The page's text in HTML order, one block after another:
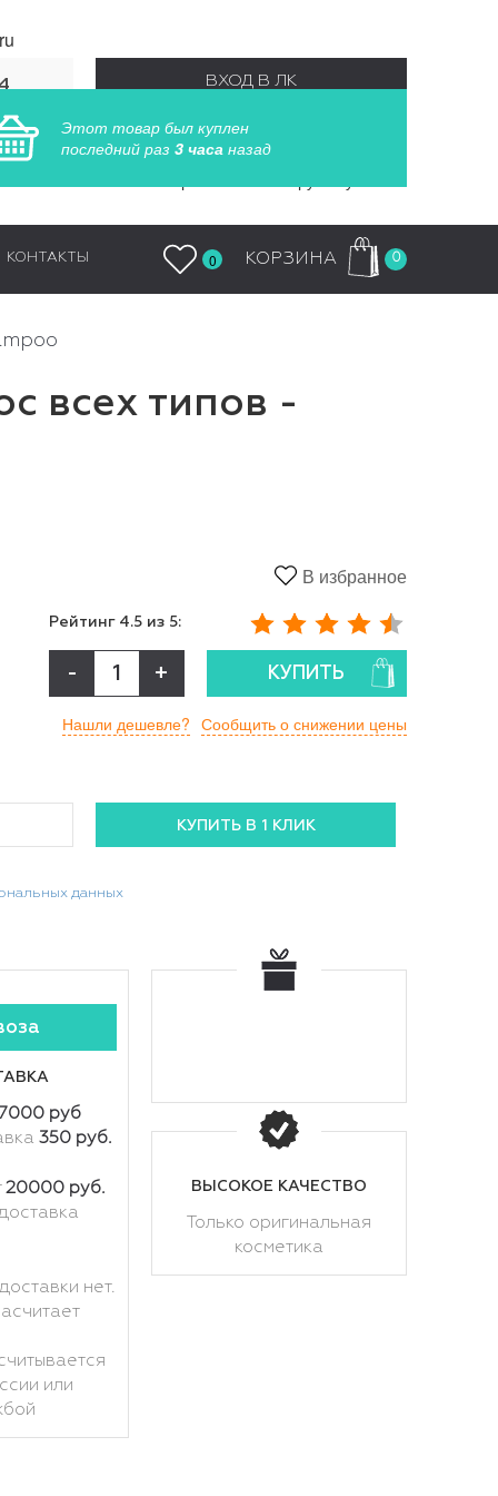
ВХОД В ЛК
РЕГИСТРАЦИЯ
КОНТАКТЫ 0 КОРЗИНА 0
всех типов -
В избранное
Рейтинг 4.5 из 5:
- + КУПИТЬ
Нашли дешевле? Сообщить о снижении цены
данных
руб
350 руб.
20000 руб.
нет.
или
ВЫСОКОЕ КАЧЕСТВО
Только оригинальная
косметика
Этот товар был куплен
последний раз 3 часа назад